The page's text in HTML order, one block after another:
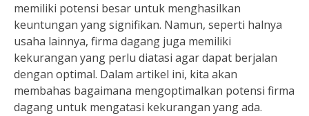
memiliki potensi besar untuk menghasilkan
keuntungan yang signifikan. Namun, seperti halnya
usaha lainnya, firma dagang juga memiliki
kekurangan yang perlu diatasi agar dapat berjalan
dengan optimal. Dalam artikel ini, kita akan
membahas bagaimana mengoptimalkan potensi firma
dagang untuk mengatasi kekurangan yang ada.